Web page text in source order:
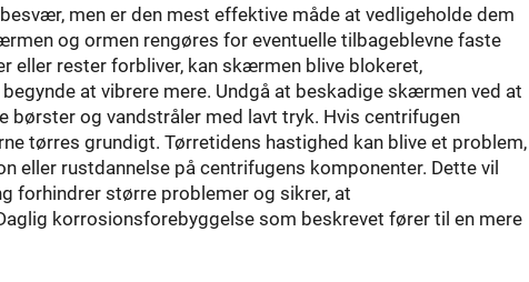
men er den mest effektive måde at vedligeholde dem
og ormen rengøres for eventuelle tilbageblevne faste
eller rester forbliver, kan skærmen blive blokeret,
at vibrere mere. Undgå at beskadige skærmen ved at
og vandstråler med lavt tryk. Hvis centrifugen
tørres grundigt. Tørretidens hastighed kan blive et problem,
rustdannelse på centrifugens komponenter. Dette vil
forhindrer større problemer og sikrer, at
korrosionsforebyggelse som beskrevet fører til en mere